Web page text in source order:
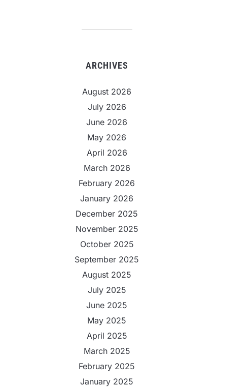
ARCHIVES
August 2026
July 2026
June 2026
May 2026
April 2026
March 2026
February 2026
January 2026
December 2025
November 2025
October 2025
September 2025
August 2025
July 2025
June 2025
May 2025
April 2025
March 2025
February 2025
January 2025